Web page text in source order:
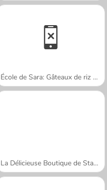
École de Sara: Gâteaux de riz gluant
La Délicieuse Boutique de Stawberry